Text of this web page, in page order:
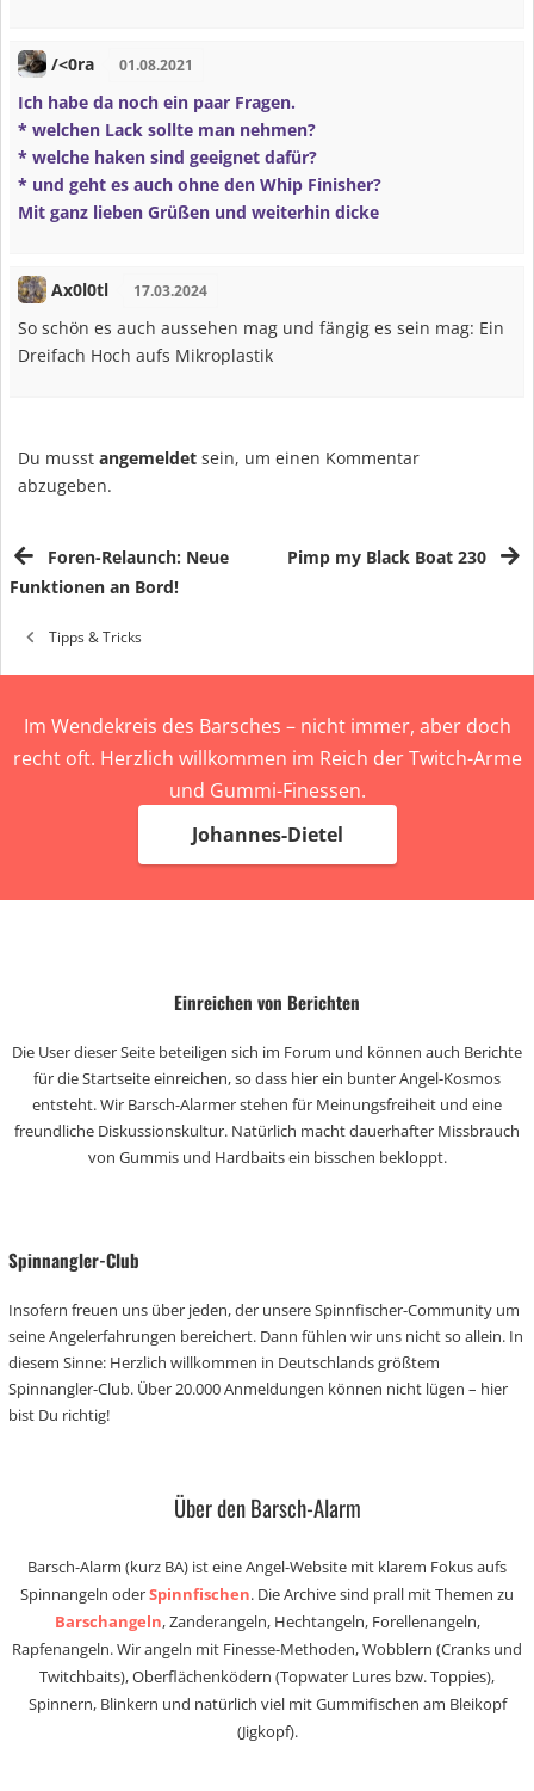
/<0ra 01.08.2021
Ich habe da noch ein paar Fragen.
* welchen Lack sollte man nehmen?
* welche haken sind geeignet dafür?
* und geht es auch ohne den Whip Finisher?
Mit ganz lieben Grüßen und weiterhin dicke
Ax0l0tl 17.03.2024
So schön es auch aussehen mag und fängig es sein mag: Ein
Dreifach Hoch aufs Mikroplastik
Du musst angemeldet sein, um einen Kommentar
abzugeben.
Foren-Relaunch: Neue
Funktionen an Bord!
Pimp my Black Boat 230
Tipps & Tricks
Im Wendekreis des Barsches – nicht immer, aber doch
recht oft. Herzlich willkommen im Reich der Twitch-Arme
und Gummi-Finessen.
Johannes-Dietel
Einreichen von Berichten
Die User dieser Seite beteiligen sich im Forum und können auch Berichte
für die Startseite einreichen, so dass hier ein bunter Angel-Kosmos
entsteht. Wir Barsch-Alarmer stehen für Meinungsfreiheit und eine
freundliche Diskussionskultur. Natürlich macht dauerhafter Missbrauch
von Gummis und Hardbaits ein bisschen bekloppt.
Spinnangler-Club
Insofern freuen uns über jeden, der unsere Spinnfischer-Community um
seine Angelerfahrungen bereichert. Dann fühlen wir uns nicht so allein. In
diesem Sinne: Herzlich willkommen in Deutschlands größtem
Spinnangler-Club. Über 20.000 Anmeldungen können nicht lügen – hier
bist Du richtig!
Über den Barsch-Alarm
Barsch-Alarm (kurz BA) ist eine Angel-Website mit klarem Fokus aufs
Spinnangeln oderSpinnfischen. Die Archive sind prall mit Themen zu
Barschangeln, Zanderangeln, Hechtangeln, Forellenangeln,
Rapfenangeln. Wir angeln mit Finesse-Methoden, Wobblern (Cranks und
Twitchbaits), Oberflächenködern (Topwater Lures bzw. Toppies),
Spinnern, Blinkern und natürlich viel mit Gummifischen am Bleikopf
(Jigkopf).